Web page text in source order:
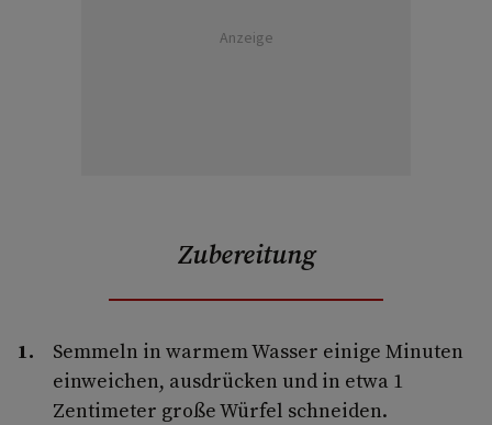
Anzeige
Zubereitung
Semmeln in warmem Wasser einige Minuten
einweichen, ausdrücken und in etwa 1
Zentimeter große Würfel schneiden.